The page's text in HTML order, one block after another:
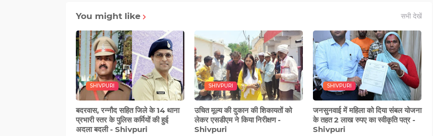
You might like सभी देखें
SHIVPURI
बदरवास, रन्‍नौद सहित जिले के 14 थाना
प्रभारी स्‍तर के पुलिस कर्मियों की हुई
अदला बदली - Shivpuri
SHIVPURI
उचित मूल्य की दुकान की शिकायतों को
लेकर एसडीएम ने किया निरीक्षण -
Shivpuri
SHIVPURI
जनसुनवाई में महिला को दिया संबल योजना
के तहत 2 लाख रुपए का स्वीकृति पत्र -
Shivpuri